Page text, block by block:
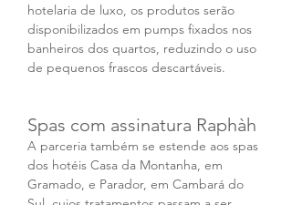
hotelaria de luxo, os produtos serão
disponibilizados em pumps fixados nos
banheiros dos quartos, reduzindo o uso
de pequenos frascos descartáveis.
Spas com assinatura Raphàh
A parceria também se estende aos spas
dos hotéis Casa da Montanha, em
Gramado, e Parador, em Cambará do